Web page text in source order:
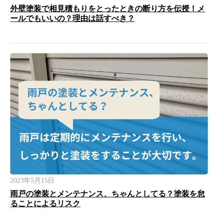
外壁塗装で相見積もりをとったときの断り方を伝授！メ
ールでもいいの？理由は話すべき？
2023年5月15日
雨戸の塗装とメンテナンス、ちゃんとしてる？塗装を怠
ることによるリスク